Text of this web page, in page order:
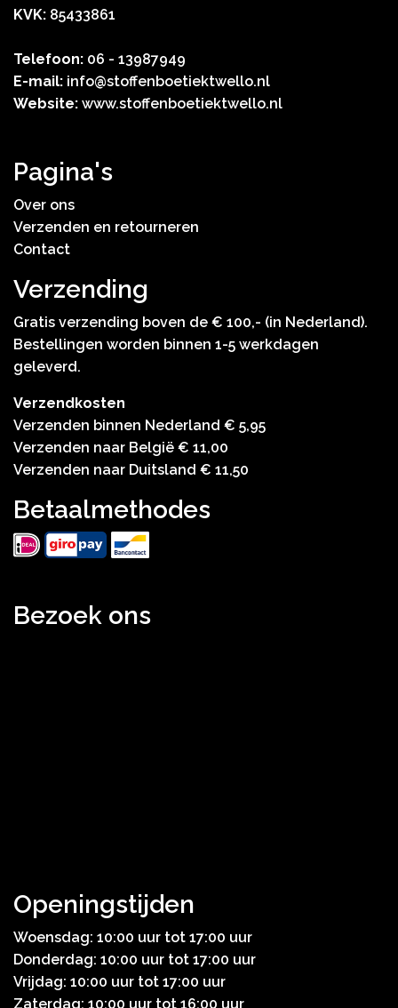
KVK: 85433861
Telefoon: 06 - 13987949
E-mail: info@stoffenboetiektwello.nl
Website: www.stoffenboetiektwello.nl
Pagina's
Over ons
Verzenden en retourneren
Contact
Verzending
Gratis verzending boven de € 100,- (in Nederland).
Bestellingen worden binnen 1-5 werkdagen
geleverd.
Verzendkosten
Verzenden binnen Nederland € 5,95
Verzenden naar België € 11,00
Verzenden naar Duitsland € 11,50
Betaalmethodes
Bezoek ons
Openingstijden
Woensdag: 10:00 uur tot 17:00 uur
Donderdag: 10:00 uur tot 17:00 uur
Vrijdag: 10:00 uur tot 17:00 uur
Zaterdag: 10:00 uur tot 16:00 uur